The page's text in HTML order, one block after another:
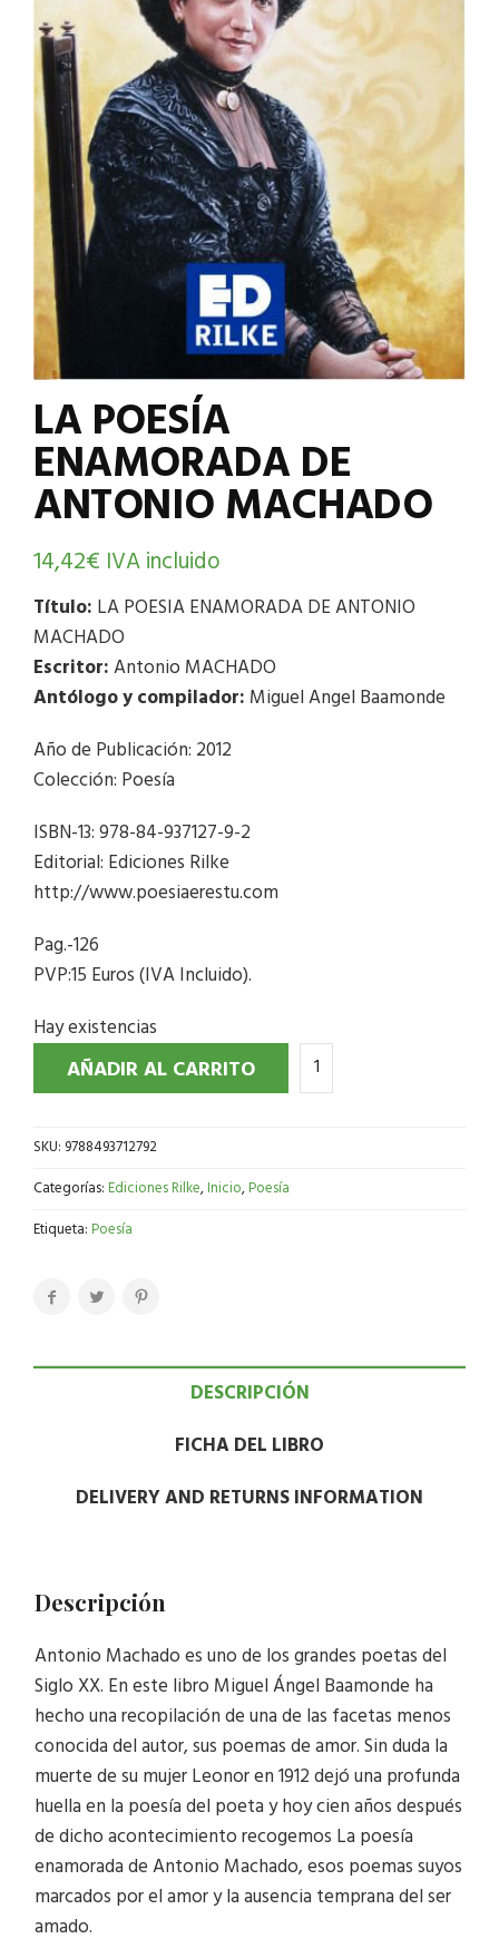
LA POESÍA
ENAMORADA DE
ANTONIO MACHADO
14,42€ IVA incluido
Título: LA POESIA ENAMORADA DE ANTONIO
MACHADO
Escritor:Antonio MACHADO
Antólogo y compilador: Miguel Angel Baamonde
Año de Publicación: 2012
Colección: Poesía
ISBN-13: 978-84-937127-9-2
Editorial: Ediciones Rilke
http://www.poesiaerestu.com
Pag.-126
PVP:15 Euros (IVA Incluido).
Hay existencias
AÑADIR AL CARRITO
SKU: 9788493712792
Categorías:Ediciones Rilke,Inicio,Poesía
Etiqueta:Poesía
DESCRIPCIÓN
FICHA DEL LIBRO
DELIVERY AND RETURNS INFORMATION
Descripción
Antonio Machado es uno de los grandes poetas del
Siglo XX. En este libro Miguel Ángel Baamonde ha
hecho una recopilación de una de las facetas menos
conocida del autor, sus poemas de amor. Sin duda la
muerte de su mujer Leonor en 1912 dejó una profunda
huella en la poesía del poeta y hoy cien años después
de dicho acontecimiento recogemos La poesía
enamorada de Antonio Machado, esos poemas suyos
marcados por el amor y la ausencia temprana del ser
amado.